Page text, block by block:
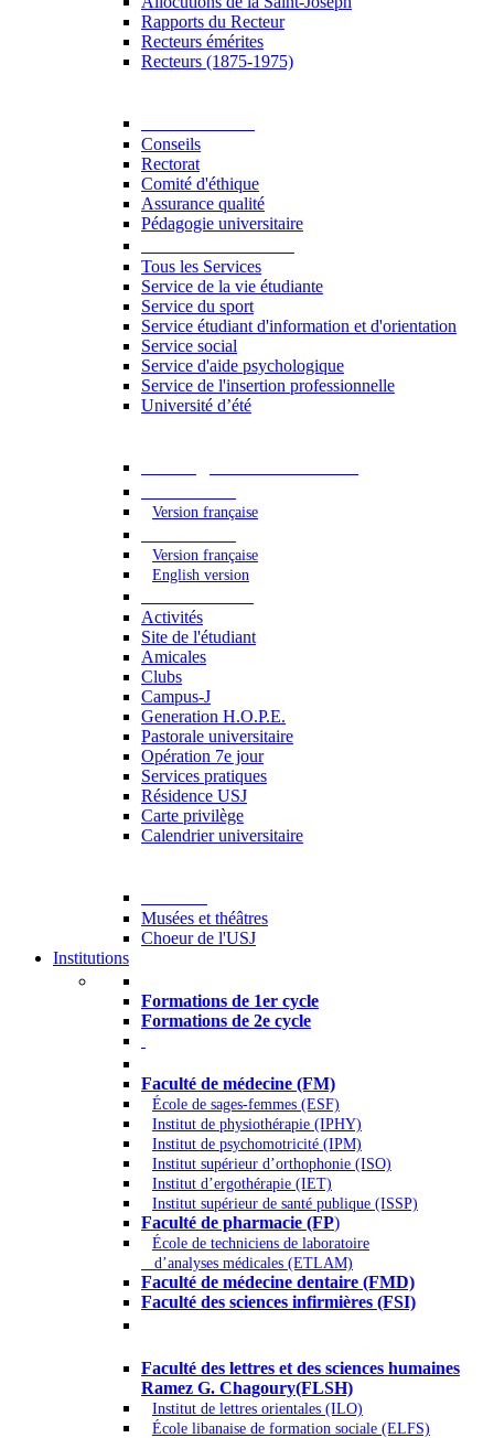
Rapports du Recteur
Recteurs émérites
Recteurs (1875-1975)
Conseils
Rectorat
Comité d'éthique
Assurance qualité
Pédagogie universitaire
Tous les Services
Service de la vie étudiante
Service du sport
Service étudiant d'information et d'orientation
Service social
Service d'aide psychologique
Service de l'insertion professionnelle
Université d’été
Version française
Version française
English version
Activités
Site de l'étudiant
Amicales
Clubs
Campus-J
Generation H.O.P.E.
Pastorale universitaire
Opération 7e jour
Services pratiques
Résidence USJ
Carte privilège
Calendrier universitaire
Musées et théâtres
Choeur de l'USJ
Institutions
Formations de 1er cycle
Formations de 2e cycle
Faculté de médecine (FM)
École de sages-femmes (ESF)
Institut de physiothérapie (IPHY)
Institut de psychomotricité (IPM)
Institut supérieur d’orthophonie (ISO)
Institut d’ergothérapie (IET)
Institut supérieur de santé publique (ISSP)
Faculté de pharmacie (FP)
École de techniciens de laboratoire
d’analyses médicales (ETLAM)
Faculté de médecine dentaire (FMD)
Faculté des sciences infirmières (FSI)
Faculté des lettres et des sciences humaines
Ramez G. Chagoury(FLSH)
Institut de lettres orientales (ILO)
École libanaise de formation sociale (ELFS)